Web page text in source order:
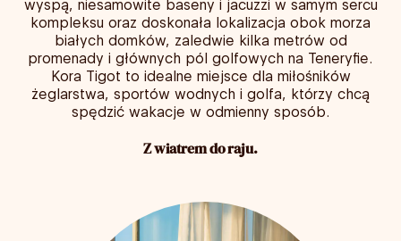
wyspą, niesamowite baseny i jacuzzi w samym sercu
kompleksu oraz doskonała lokalizacja obok morza
białych domków, zaledwie kilka metrów od
promenady i głównych pól golfowych na Teneryfie.
Kora Tigot to idealne miejsce dla miłośników
żeglarstwa, sportów wodnych i golfa, którzy chcą
spędzić wakacje w odmienny sposób.
Z wiatrem do raju.